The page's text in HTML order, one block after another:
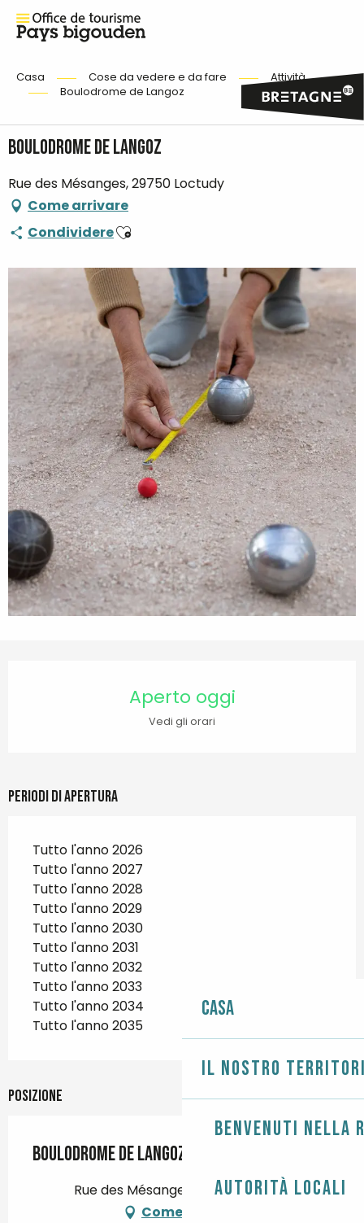
Casa
Il nostro
Benvenuti nella
Autorità locali
Casa Cose da vedere e da fare
Attività
Boulodrome de Langoz
Boulodrome de Langoz
Rue des Mésanges, 29750 Loctudy
Come arrivare
CondividereAjouter aux favoris
Aperto oggi
Vedi gli orari
Periodi di apertura
Tutto l'anno 2026
Tutto l'anno 2027
Tutto l'anno 2028
Tutto l'anno 2029
Tutto l'anno 2030
Tutto l'anno 2031
Tutto l'anno 2032
Tutto l'anno 2033
Tutto l'anno 2034
Tutto l'anno 2035
Posizione
Boulodrome de Langoz
Rue des Mésanges, 29750 Loctudy
Come arrivare